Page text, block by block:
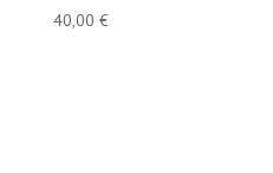
40,00 €